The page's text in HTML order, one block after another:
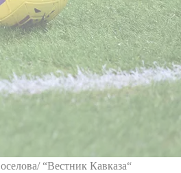
“Вестник Кавказа“